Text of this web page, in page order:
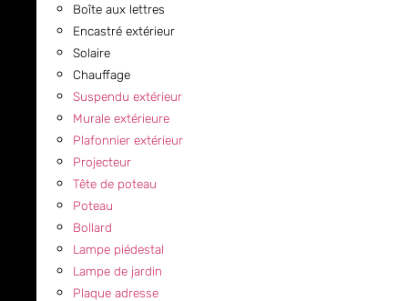
Boîte aux lettres
Encastré extérieur
Solaire
Chauffage
Suspendu extérieur
Murale extérieure
Plafonnier extérieur
Projecteur
Tête de poteau
Poteau
Bollard
Lampe piédestal
Lampe de jardin
Plaque adresse